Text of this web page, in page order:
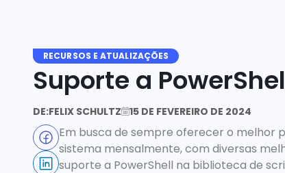
RECURSOS E ATUALIZAÇÕES
Suporte a
DE:FELIX SCHULTZ 15 DE FEVEREIRO DE 2024
Em busca de sempre oferecer o melhor
suporte a PowerShell na biblioteca de